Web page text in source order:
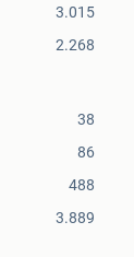
3.015
2.268
38
86
488
3.889